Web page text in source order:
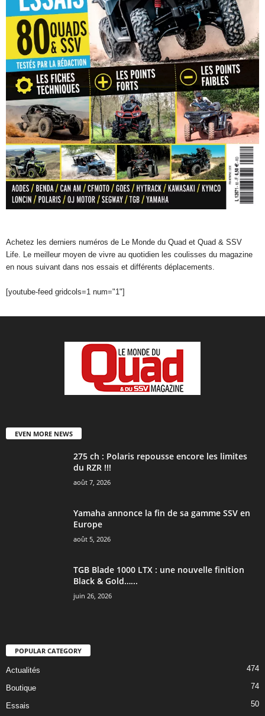
Achetez les derniers numéros de Le Monde du Quad et Quad & SSV
Life. Le meilleur moyen de vivre au quotidien les coulisses du magazine
en nous suivant dans nos essais et différents déplacements.
[youtube-feed gridcols=1 num="1"]
EVEN MORE NEWS
275 ch : Polaris repousse encore les limites
du RZR !!!
août 7, 2026
Yamaha annonce la fin de sa gamme SSV en
Europe
août 5, 2026
TGB Blade 1000 LTX : une nouvelle finition
Black & Gold…...
juin 26, 2026
POPULAR CATEGORY
Actualités 474
Boutique 74
Essais 50